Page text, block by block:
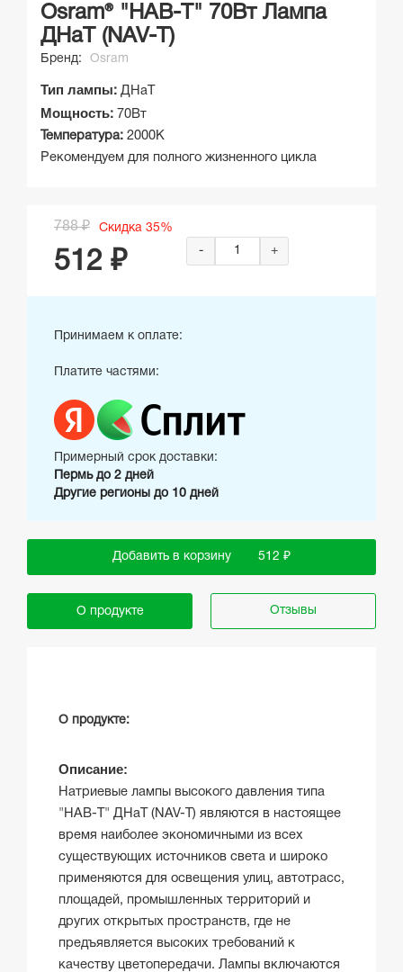
Osram® "НАВ-Т" 70Вт Лампа
ДНаТ (NAV-T)
Бренд: Osram
Тип лампы: ДНаТ
Мощность: 70Вт
Температура: 2000K
Рекомендуем для полного жизненного цикла
788 ₽ Скидка 35%
512 ₽ - +
Принимаем к оплате:
Платите частями:
Примерный срок доставки:
Пермь до 2 дней
Другие регионы до 10 дней
Добавить в корзину 512 ₽
О продукте Отзывы
О продукте:
Описание:
Натриевые лампы высокого давления типа
"НАВ-Т" ДНаТ (NAV-T) являются в настоящее
время наиболее экономичными из всех
существующих источников света и широко
применяются для освещения улиц, автотрасс,
площадей, промышленных территорий и
других открытых пространств, где не
предъявляется высоких требований к
качеству цветопередачи. Лампы включаются